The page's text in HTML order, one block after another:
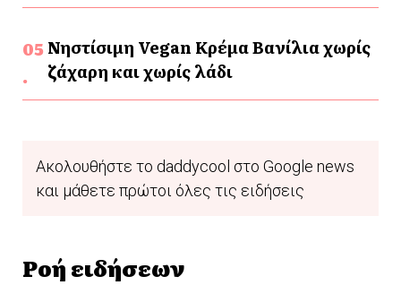
Νηστίσιμη Vegan Κρέμα Βανίλια χωρίς
ζάχαρη και χωρίς λάδι
Ακολουθήστε το daddycool στο Google news
και μάθετε πρώτοι όλες τις ειδήσεις
Ροή ειδήσεων